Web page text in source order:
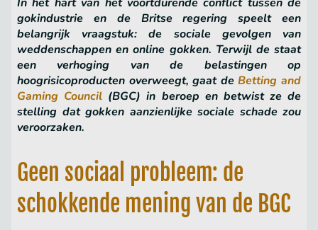
gokindustrie en de Britse regering speelt een
belangrijk vraagstuk: de sociale gevolgen van
weddenschappen en online gokken. Terwijl de staat
een verhoging van de belastingen op
hoogrisicoproducten overweegt, gaat deBetting and
Gaming Council (BGC) in beroep en betwist ze de
stelling dat gokken aanzienlijke sociale schade zou
veroorzaken.
Geen sociaal probleem: de
schokkende mening van de BGC